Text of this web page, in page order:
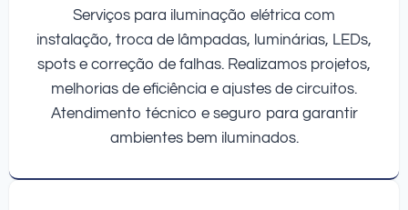
Serviços para iluminação elétrica com
instalação, troca de lâmpadas, luminárias, LEDs,
spots e correção de falhas. Realizamos projetos,
melhorias de eficiência e ajustes de circuitos.
Atendimento técnico e seguro para garantir
ambientes bem iluminados.